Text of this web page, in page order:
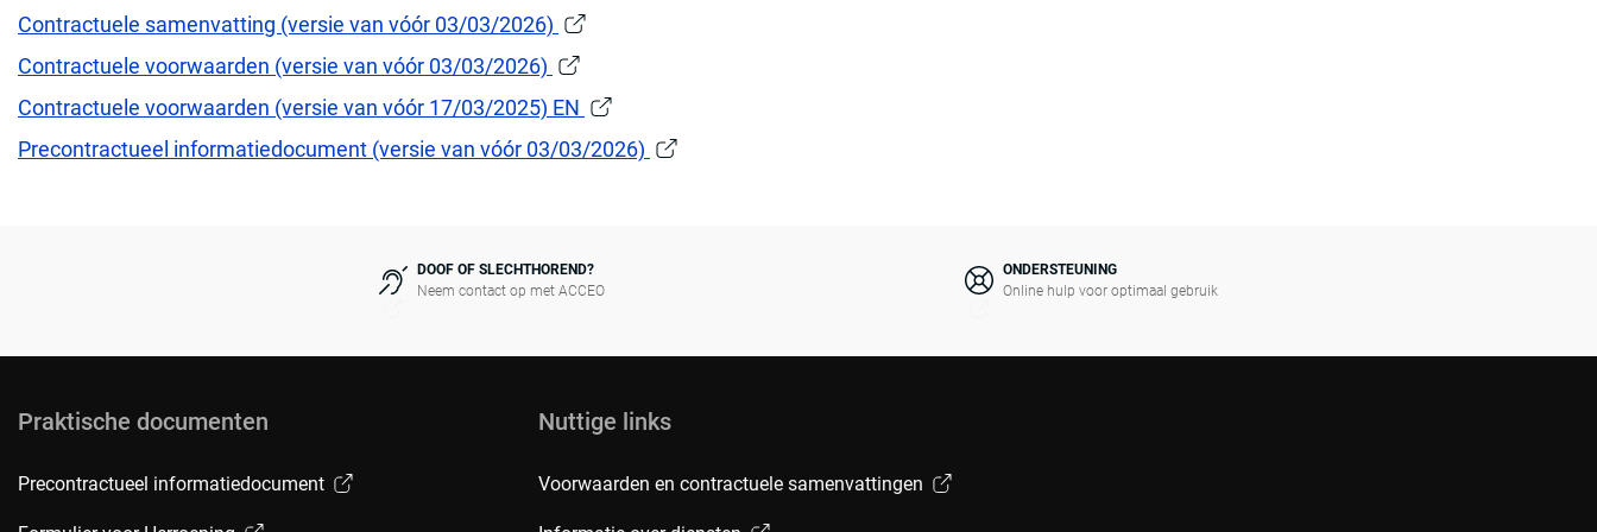
Contractuele samenvatting (versie van vóór 03/03/2026)
Contractuele voorwaarden (versie van vóór 03/03/2026)
Contractuele voorwaarden (versie van vóór 17/03/2025) EN
Precontractueel informatiedocument (versie van vóór 03/03/2026)